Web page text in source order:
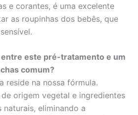
e corantes, é uma excelente
as roupinhas dos bebês, que
entre este pré-tratamento e um
comum?
reside na nossa fórmula.
origem vegetal e ingredientes
eliminando a